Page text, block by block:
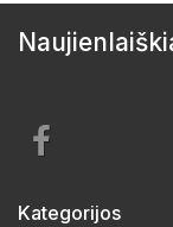
Kategorijos